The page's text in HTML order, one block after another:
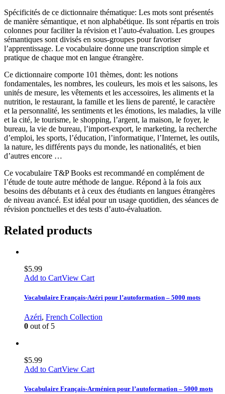
Spécificités de ce dictionnaire thématique: Les mots sont présentés
de manière sémantique, et non alphabétique. Ils sont répartis en trois
colonnes pour faciliter la révision et l’auto-évaluation. Les groupes
sémantiques sont divisés en sous-groupes pour favoriser
l’apprentissage. Le vocabulaire donne une transcription simple et
pratique de chaque mot en langue étrangère.
Ce dictionnaire comporte 101 thèmes, dont: les notions
fondamentales, les nombres, les couleurs, les mois et les saisons, les
unités de mesure, les vêtements et les accessoires, les aliments et la
nutrition, le restaurant, la famille et les liens de parenté, le caractère
et la personnalité, les sentiments et les émotions, les maladies, la ville
et la cité, le tourisme, le shopping, l’argent, la maison, le foyer, le
bureau, la vie de bureau, l’import-export, le marketing, la recherche
d’emploi, les sports, l’éducation, l’informatique, l’Internet, les outils,
la nature, les différents pays du monde, les nationalités, et bien
d’autres encore …
Ce vocabulaire T&P Books est recommandé en complément de
l’étude de toute autre méthode de langue. Répond à la fois aux
besoins des débutants et à ceux des étudiants en langues étrangères
de niveau avancé. Est idéal pour un usage quotidien, des séances de
révision ponctuelles et des tests d’auto-évaluation.
Related products
$5.99
Add to CartView Cart
Vocabulaire Français-Azéri pour l’autoformation – 5000 mots
Azéri, French Collection
0 out of 5
$5.99
Add to CartView Cart
Vocabulaire Français-Arménien pour l’autoformation – 5000 mots